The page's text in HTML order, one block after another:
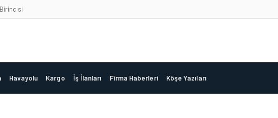
Havayolu Kargo İş İlanları Firma Haberleri Köşe Yazıları